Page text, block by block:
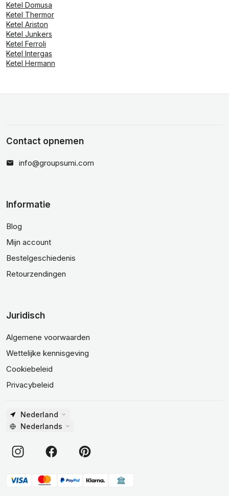
Ketel Domusa
Ketel Thermor
Ketel Ariston
Ketel Junkers
Ketel Ferroli
Ketel Intergas
Ketel Hermann
Contact opnemen
info@groupsumi.com
Informatie
Blog
Mijn account
Bestelgeschiedenis
Retourzendingen
Juridisch
Algemene voorwaarden
Wettelijke kennisgeving
Cookiebeleid
Privacybeleid
Nederland
Nederlands